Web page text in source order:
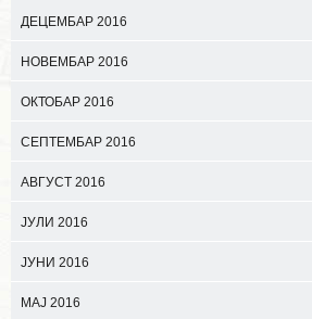
ДЕЦЕМБАР 2016
НОВЕМБАР 2016
ОКТОБАР 2016
СЕПТЕМБАР 2016
АВГУСТ 2016
ЈУЛИ 2016
ЈУНИ 2016
МАЈ 2016